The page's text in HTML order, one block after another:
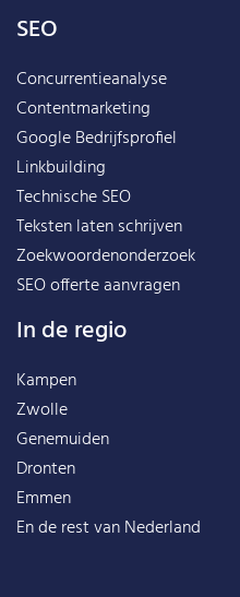
SEO
Concurrentieanalyse
Contentmarketing
Google Bedrijfsprofiel
Linkbuilding
Technische SEO
Teksten laten schrijven
Zoekwoordenonderzoek
SEO offerte aanvragen
In de regio
Kampen
Zwolle
Genemuiden
Dronten
Emmen
En de rest vanNederland